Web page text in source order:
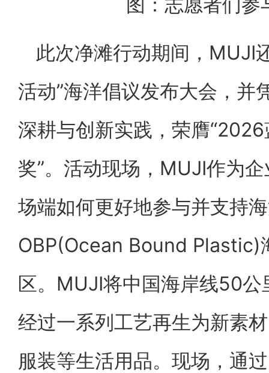
此次净滩行动期间，MUJI
活动”海洋倡议发布大会，并
深耕与创新实践，荣膺
奖”。活动现场，MUJI作为
场端如何更好地参与并支持
OBP(Ocean Bound Plastic)
区。MUJI将中国海岸线50
经过一系列工艺再生为新素
服装等生活用品。现场，通